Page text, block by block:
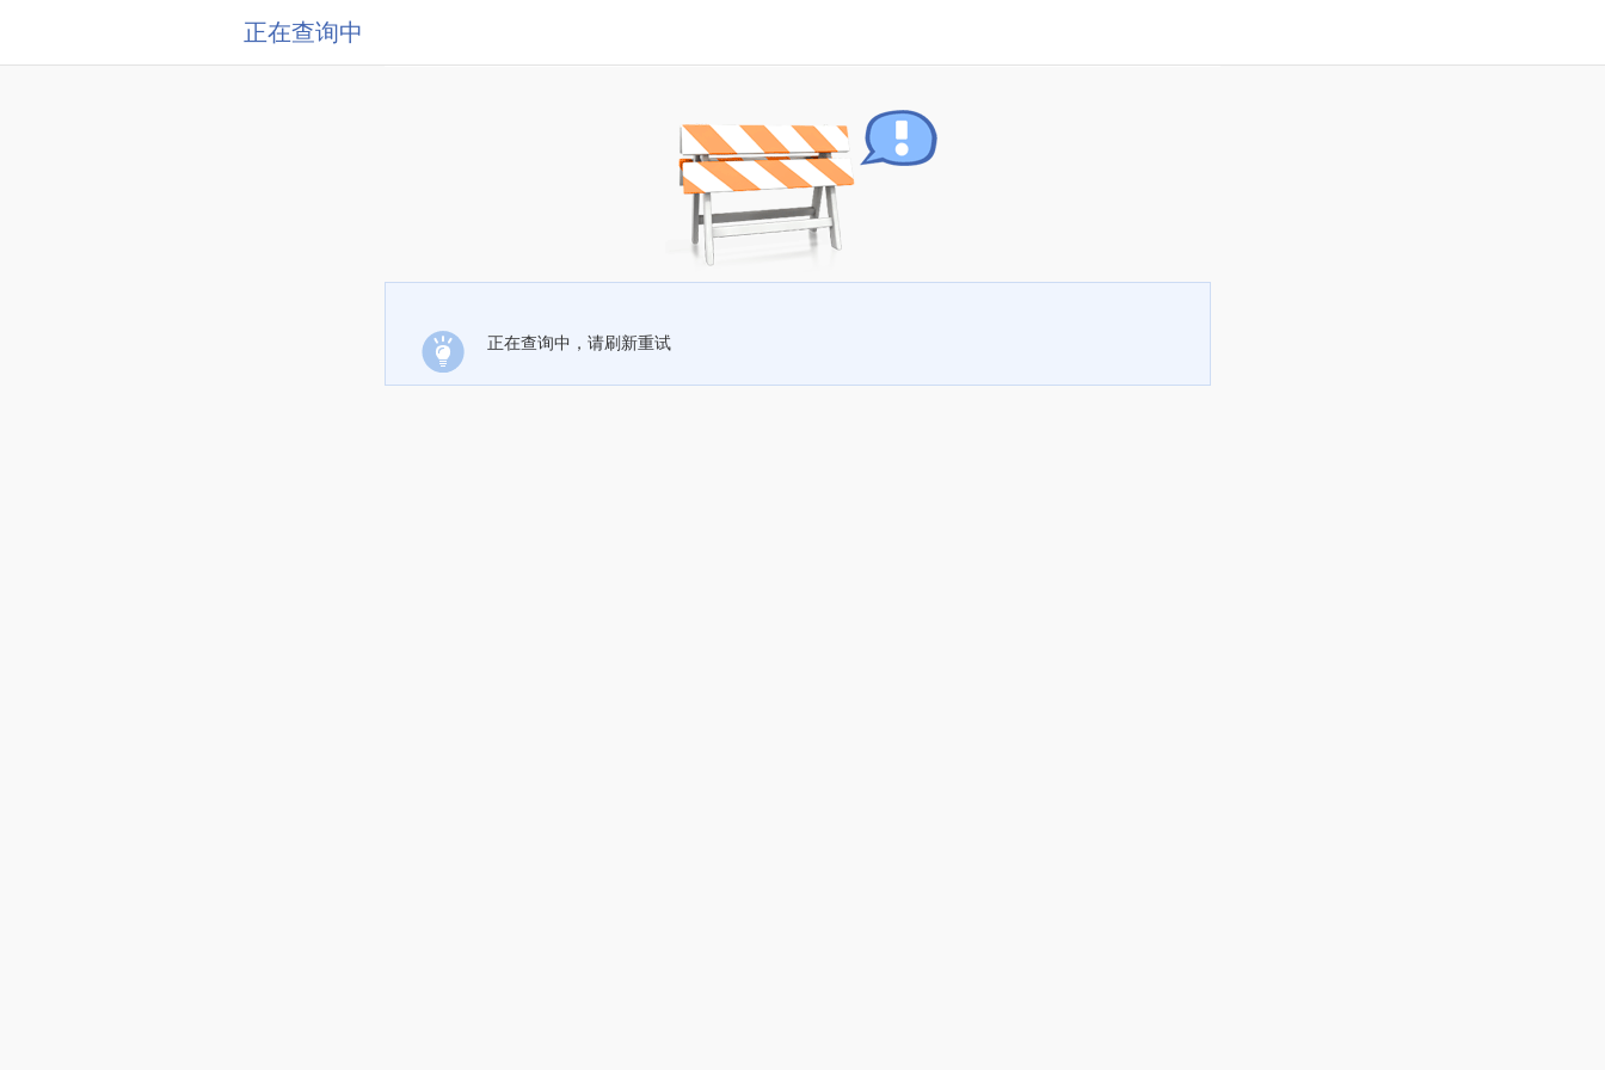
正在查询中
正在查询中，请刷新重试